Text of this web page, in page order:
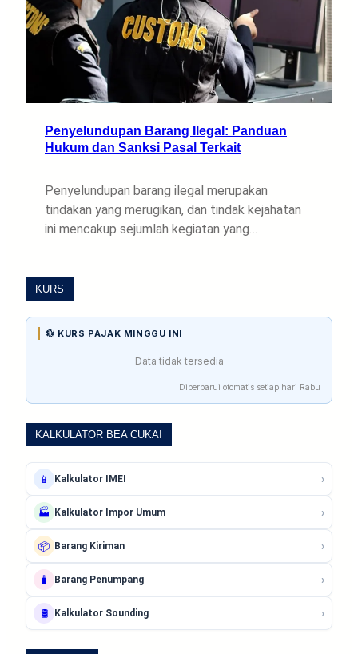
Penyelundupan Barang Ilegal: Panduan
Hukum dan Sanksi Pasal Terkait
Penyelundupan barang ilegal merupakan
tindakan yang merugikan, dan tindak kejahatan
ini mencakup sejumlah kegiatan yang…
KURS
💱 KURS PAJAK MINGGU INI
Data tidak tersedia
Diperbarui otomatis setiap hari Rabu
KALKULATOR BEA CUKAI
📱 Kalkulator IMEI ›
🏭 Kalkulator Impor Umum ›
📦 Barang Kiriman ›
🧳 Barang Penumpang ›
🛢️ Kalkulator Sounding ›